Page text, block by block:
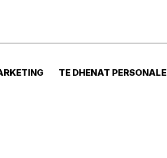
TE DHENAT PERSONALE